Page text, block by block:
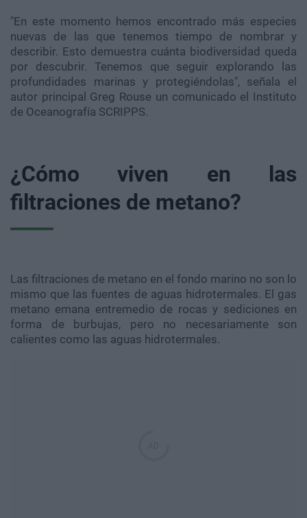
"En este momento hemos encontrado más especies
nuevas de las que tenemos tiempo de nombrar y
describir. Esto demuestra cuánta biodiversidad queda
por descubrir. Tenemos que seguir explorando las
profundidades marinas y protegiéndolas", señala el
autor principal Greg Rouse un comunicado el Instituto
de Oceanografía SCRIPPS.
¿Cómo viven en las
filtraciones de metano?
Las filtraciones de metano en el fondo marino no son lo
mismo que las fuentes de aguas hidrotermales. El gas
metano emana entremedio de rocas y sediciones en
forma de burbujas, pero no necesariamente son
calientes como las aguas hidrotermales.